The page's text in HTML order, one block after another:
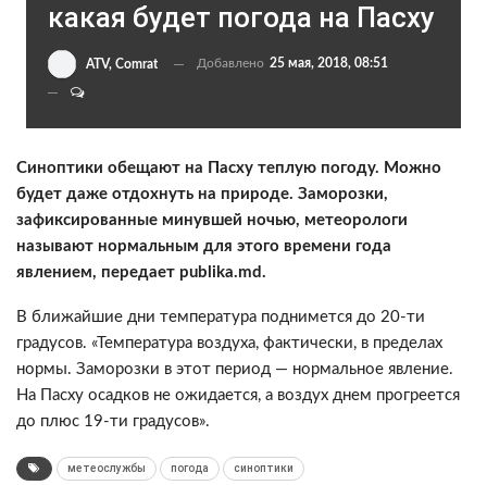
какая будет погода на Пасху
ATV, Comrat Добавлено 25 мая, 2018, 08:51
Синоптики обещают на Пасху теплую погоду. Можно
будет даже отдохнуть на природе. Заморозки,
зафиксированные минувшей ночью, метеорологи
называют нормальным для этого времени года
явлением, передает publika.md.
В ближайшие дни температура поднимется до 20-ти
градусов. «Температура воздуха, фактически, в пределах
нормы. Заморозки в этот период — нормальное явление.
На Пасху осадков не ожидается, а воздух днем прогреется
до плюс 19-ти градусов».
метеослужбы погода синоптики